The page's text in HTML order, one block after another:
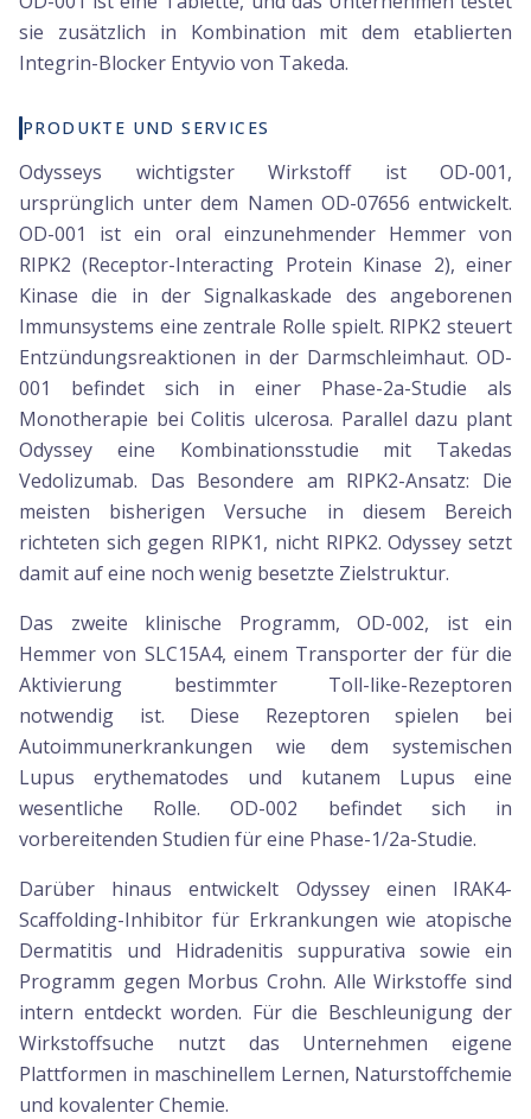
sie zusätzlich in Kombination mit dem etablierten
Integrin-Blocker Entyvio von Takeda.
PRODUKTE UND SERVICES
Odysseys wichtigster Wirkstoff ist OD-001,
ursprünglich unter dem Namen OD-07656 entwickelt.
OD-001 ist ein oral einzunehmender Hemmer von
RIPK2 (Receptor-Interacting Protein Kinase 2), einer
Kinase die in der Signalkaskade des angeborenen
Immunsystems eine zentrale Rolle spielt. RIPK2 steuert
Entzündungsreaktionen in der Darmschleimhaut. OD-
001 befindet sich in einer Phase-2a-Studie als
Monotherapie bei Colitis ulcerosa. Parallel dazu plant
Odyssey eine Kombinationsstudie mit Takedas
Vedolizumab. Das Besondere am RIPK2-Ansatz: Die
meisten bisherigen Versuche in diesem Bereich
richteten sich gegen RIPK1, nicht RIPK2. Odyssey setzt
damit auf eine noch wenig besetzte Zielstruktur.
Das zweite klinische Programm, OD-002, ist ein
Hemmer von SLC15A4, einem Transporter der für die
Aktivierung bestimmter Toll-like-Rezeptoren
notwendig ist. Diese Rezeptoren spielen bei
Autoimmunerkrankungen wie dem systemischen
Lupus erythematodes und kutanem Lupus eine
wesentliche Rolle. OD-002 befindet sich in
vorbereitenden Studien für eine Phase-1/2a-Studie.
Darüber hinaus entwickelt Odyssey einen IRAK4-
Scaffolding-Inhibitor für Erkrankungen wie atopische
Dermatitis und Hidradenitis suppurativa sowie ein
Programm gegen Morbus Crohn. Alle Wirkstoffe sind
intern entdeckt worden. Für die Beschleunigung der
Wirkstoffsuche nutzt das Unternehmen eigene
Plattformen in maschinellem Lernen, Naturstoffchemie
und kovalenter Chemie.